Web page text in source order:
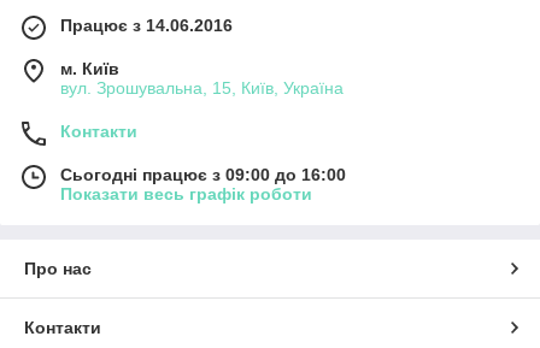
Працює з 14.06.2016
м. Київ
вул. Зрошувальна, 15, Київ, Україна
Контакти
Сьогодні працює з 09:00 до 16:00
Показати весь графік роботи
Про нас
Контакти